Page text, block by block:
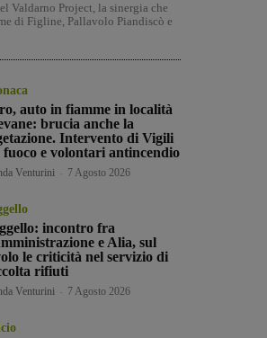
Valdarno Project, la sinergia che
di Figline, Pallavolo Piandiscò e
auto in fiamme in località
brucia anche la
Intervento di Vigili
fuoco e volontari antincendio
Venturini 7 Agosto 2026
incontro fra
e Alia, sul
le criticità nel servizio di
rifiuti
Venturini 7 Agosto 2026